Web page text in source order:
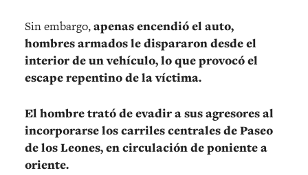
Sin embargo,apenas encendió el auto,
hombres armados le dispararon desde el
interior de un vehículo, lo que provocó el
escape repentino de la víctima.
El hombre trató de evadir a sus agresores al
incorporarse los carriles centrales de Paseo
de los Leones, en circulación de poniente a
oriente.